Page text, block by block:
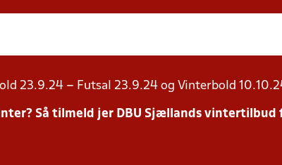
23.9.24 – Futsal 23.9.24 og Vinterbold
Så tilmeld jer DBU Sjællands